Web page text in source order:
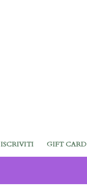
ISCRIVITI GIFT CARD